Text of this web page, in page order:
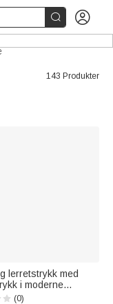
 
143 Produkter
lerretstrykk med
i moderne
navn og dato som
(0)